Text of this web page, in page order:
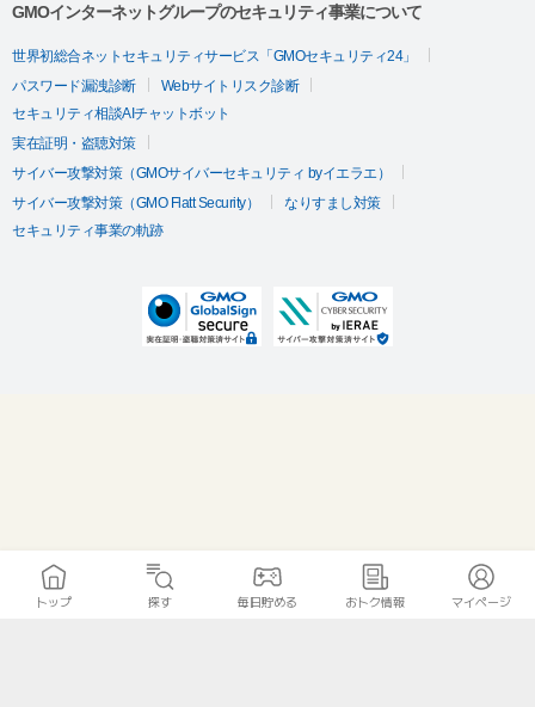
GMOインターネットグループのセキュリティ事業について
世界初総合ネットセキュリティサービス「GMOセキュリティ24」
パスワード漏洩診断
Webサイトリスク診断
セキュリティ相談AIチャットボット
実在証明・盗聴対策
サイバー攻撃対策（GMOサイバーセキュリティ byイエラエ）
サイバー攻撃対策（GMO Flatt Security）
なりすまし対策
セキュリティ事業の軌跡
トップ 探す 毎日貯める おトク情報 マイページ